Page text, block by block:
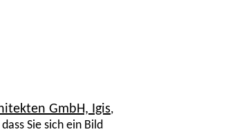
GmbH, Igis,
Sie sich ein Bild